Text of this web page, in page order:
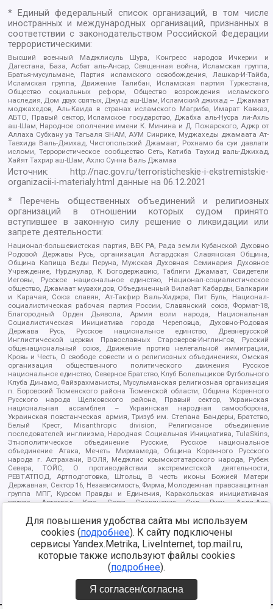
* Единый федеральный список организаций, в том числе
иностранных и международных организаций, признанных в
соответствии с законодательством Российской Федерации
террористическими:
Высший военный Маджлисуль Шура, Конгресс народов Ичкерии и
Дагестана, База, Асбат аль-Ансар, Священная война, Исламская группа,
Братья-мусульмане, Партия исламского освобождения, Лашкар-И-Тайба,
Исламская группа, Движение Талибан, Исламская партия Туркестана,
Общество социальных реформ, Общество возрождения исламского
наследия, Дом двух святых, Джунд аш-Шам, Исламский джихад – Джамаат
моджахедов, Аль-Каида в странах исламского Магриба, Имарат Кавказ,
АБТО, Правый сектор, Исламское государство, Джабха аль-Нусра ли-Ахль
аш-Шам, Народное ополчение имени К. Минина и Д. Пожарского, Аджр от
Аллаха Субхану уа Тагьаля SHAM, АУМ Синрике, Муджахеды джамаата Ат-
Тавхида Валь-Джихад, Чистопольский Джамаат, Рохнамо ба суи давлати
исломи, Террористическое сообщество Сеть, Катиба Таухид валь-Джихад,
Хайят Тахрир аш-Шам, Ахлю Сунна Валь Джамаа
Источник:
http://nac.gov.ru/terroristicheskie-i-ekstremistskie-
organizacii-i-materialy.html данные на06.12.2021
* Перечень общественных объединений и религиозных
организаций в отношении которых судом принято
вступившее в законную силу решение о ликвидации или
запрете деятельности:
Национал-большевистская партия, ВЕК РА, Рада земли Кубанской Духовно
Родовой Державы Русь, организация Асгардская Славянская Община,
Община Капища Веды Перуна, Мужская Духовная Семинария Духовное
Учреждение, Нурджулар, К Богодержавию, Таблиги Джамаат, Свидетели
Иеговы, Русское национальное единство, Национал-социалистическое
общество, Джамаат мувахидов, Объединенный Вилайат Кабарды, Балкарии
и Карачая, Союз славян, Ат-Такфир Валь-Хиджра, Пит Буль, Национал-
социалистическая рабочая партия России, Славянский союз, Формат-18,
Благородный Орден Дьявола, Армия воли народа, Национальная
Социалистическая Инициатива города Череповца, Духовно-Родовая
Держава Русь, Русское национальное единство, Древнерусской
Инглистической церкви Православных Староверов-Инглингов, Русский
общенациональный союз, Движение против нелегальной иммиграции,
Кровь и Честь, О свободе совести и о религиозных объединениях, Омская
организация общественного политического движения Русское
национальное единство, Северное Братство, Клуб Болельщиков Футбольного
Клуба Динамо, Файзрахманисты, Мусульманская религиозная организация
п. Боровский Тюменского района Тюменской области, Община Коренного
Русского народа Щелковского района, Правый сектор, Украинская
национальная ассамблея – Украинская народная самооборона,
Украинская повстанческая армия, Тризуб им. Степана Бандеры, Братство,
Белый Крест, Misanthropic division, Религиозное объединение
последователей инглиизма, Народная Социальная Инициатива, TulaSkins,
Этнополитическое объединение Русские, Русское национальное
объединение Атака, Мечеть Мирмамеда, Община Коренного Русского
народа г. Астрахани, ВОЛЯ, Меджлис крымскотатарского народа, Рубеж
Севера, ТОЙС, О противодействии экстремистской деятельности,
РЕВТАТПОД, Артподготовка, Штольц, В честь иконы Божией Матери
Державная, Сектор 16, Независимость, Фирма, Молодежная правозащитная
группа МПГ, Курсом Правды и Единения, Каракольская инициативная
группа, Автоград Крю, Союз Славянских Сил Руси, Алля-Аят,
Арестантское уголовное единство, Башкорт, Нация и свобода, W.H.С., Фалунь
Дафа, Иртыш Ultras, Русский Патриотический клуб-Новокузнецк/РПК,
Сибирский державный союз, Фонд борьбы с коррупцией, Фонд защиты прав
граждан, Штабы Навального, Совет граждан СССР Прикубанского округа г.
Краснодара
https://minjust.gov.ru/ru/documents/7822/
Для повышения удобства сайта мы используем
cookies (подробнее). К сайту подключены
сервисы Yandex.Metrika, LiveInternet, top.mail.ru,
которые также используют файлы cookies
(подробнее).
Я согласен/согласна